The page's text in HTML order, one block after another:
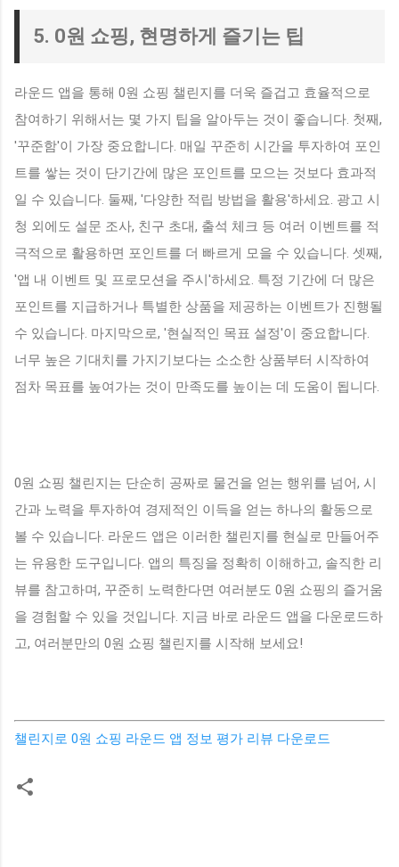
5. 0원 쇼핑, 현명하게 즐기는 팁
라운드 앱을 통해 0원 쇼핑 챌린지를 더욱 즐겁고 효율적으로
참여하기 위해서는 몇 가지 팁을 알아두는 것이 좋습니다. 첫째,
'꾸준함'이 가장 중요합니다. 매일 꾸준히 시간을 투자하여 포인
트를 쌓는 것이 단기간에 많은 포인트를 모으는 것보다 효과적
일 수 있습니다. 둘째, '다양한 적립 방법을 활용'하세요. 광고 시
청 외에도 설문 조사, 친구 초대, 출석 체크 등 여러 이벤트를 적
극적으로 활용하면 포인트를 더 빠르게 모을 수 있습니다. 셋째,
'앱 내 이벤트 및 프로모션을 주시'하세요. 특정 기간에 더 많은
포인트를 지급하거나 특별한 상품을 제공하는 이벤트가 진행될
수 있습니다. 마지막으로, '현실적인 목표 설정'이 중요합니다.
너무 높은 기대치를 가지기보다는 소소한 상품부터 시작하여
점차 목표를 높여가는 것이 만족도를 높이는 데 도움이 됩니다.
0원 쇼핑 챌린지는 단순히 공짜로 물건을 얻는 행위를 넘어, 시
간과 노력을 투자하여 경제적인 이득을 얻는 하나의 활동으로
볼 수 있습니다. 라운드 앱은 이러한 챌린지를 현실로 만들어주
는 유용한 도구입니다. 앱의 특징을 정확히 이해하고, 솔직한 리
뷰를 참고하며, 꾸준히 노력한다면 여러분도 0원 쇼핑의 즐거움
을 경험할 수 있을 것입니다. 지금 바로 라운드 앱을 다운로드하
고, 여러분만의 0원 쇼핑 챌린지를 시작해 보세요!
챌린지로 0원 쇼핑 라운드 앱 정보 평가 리뷰 다운로드